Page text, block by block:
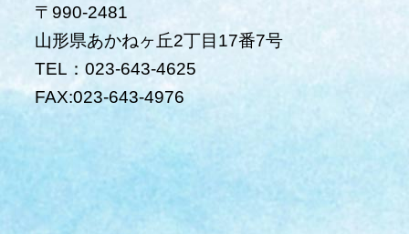
〒990-2481
山形県あかねヶ丘2丁目17番7号
TEL：023-643-4625
FAX:023-643-4976